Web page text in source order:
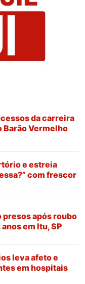
da carreira
Barão Vermelho
e estreia
com frescor
presos após roubo
em Itu, SP
leva afeto e
em hospitais